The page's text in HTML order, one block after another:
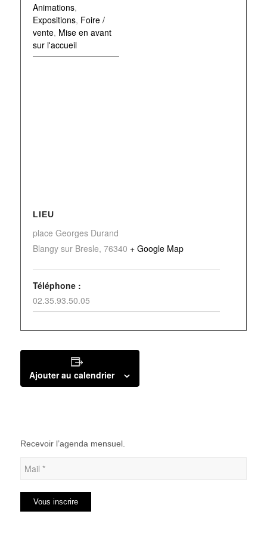
Animations,
Expositions, Foire /
vente, Mise en avant
sur l'accueil
LIEU
place Georges Durand
Blangy sur Bresle, 76340 + Google Map
Téléphone :
02.35.93.50.05
Ajouter au calendrier
Recevoir l’agenda mensuel.